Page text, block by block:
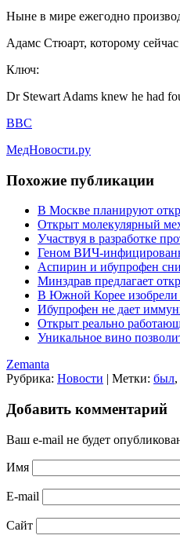
Ныне в мире ежегодно
Адамс Стюарт, которому
Ключ:
Dr Stewart Adams knew he had
BBC
МедНовости.ру
Похожие публикации
В Москве планируют
Открыт молекулярный
Участвуя в разработке
Геном ВИЧ-
Аспирин и ибупрофен
Минздрав предлагает
В Южной Корее изобрели
Ибупрофен не дает
Открыт реально
Уникальное вино
Zemanta
Рубрика: Новости | Метки: был,
Добавить комментарий
Ваш e-mail не будет
Имя
E-mail
Сайт